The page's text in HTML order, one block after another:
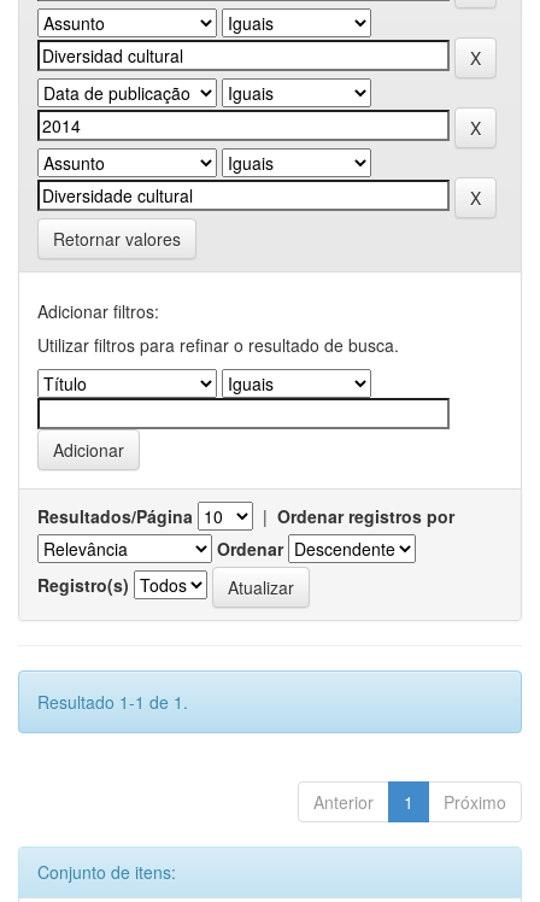
Retornar valores
Adicionar filtros:
Utilizar filtros para refinar o resultado de busca.
Resultados/Página | Ordenar registros por
Ordenar
Registro(s)
Resultado 1-1 de 1.
Anterior 1 Próximo
Conjunto de itens: